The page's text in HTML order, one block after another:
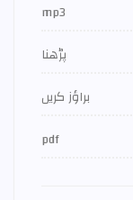
mp3
پڑھنا
براؤز کریں
pdf